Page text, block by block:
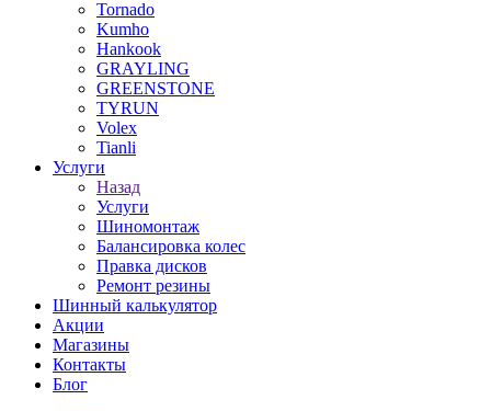
Tornado
Kumho
Hankook
GRAYLING
GREENSTONE
TYRUN
Volex
Tianli
Услуги
Назад
Услуги
Шиномонтаж
Балансировка колес
Правка дисков
Ремонт резины
Шинный калькулятор
Акции
Магазины
Контакты
Блог